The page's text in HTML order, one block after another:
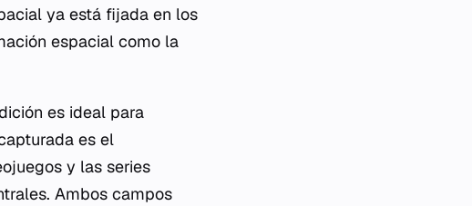
ya está fijada en los
espacial como la
es ideal para
es el
y las series
Ambos campos